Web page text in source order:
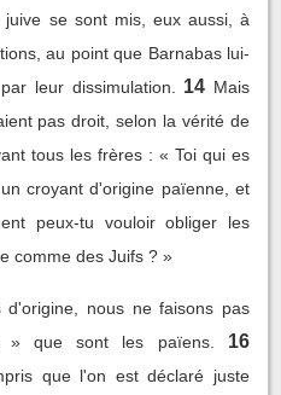
se sont mis, eux aussi, à
au point que Barnabas lui-
leur dissimulation.
14 Mais
pas droit, selon la vérité de
tous les frères : « Toi qui es
croyant d'origine païenne, et
peux-tu vouloir obliger les
comme des Juifs ? »
d'origine, nous ne faisons pas
que sont les païens.
16
que l'on est déclaré juste